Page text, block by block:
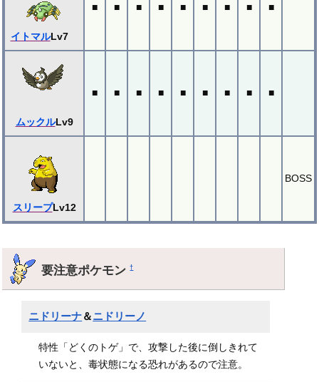
イトマルLv7
■ ■ ■ ■ ■ ■ ■ ■ ■
ムックルLv9
■ ■ ■ ■ ■ ■ ■ ■ ■
スリープLv12
BOSS
要注意ポケモン†
ニドリーナ＆ニドリーノ
特性「どくのトゲ」で、攻撃した後に倒しきれて
いないと、毒状態になる恐れがあるので注意。